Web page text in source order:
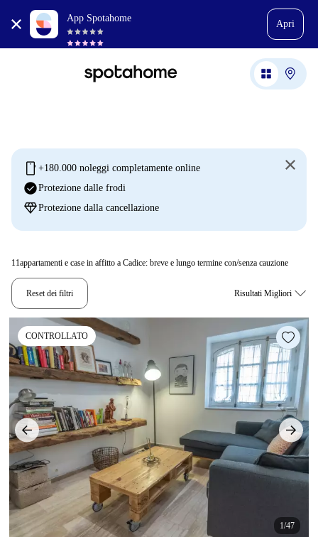
App Spotahome
Apri
mobile +180.000 noleggi completamente online
check_circleProtezione dalle frodi
diamondProtezione dalla cancellazione
11appartamenti e case in affitto a Cadice: breve e lungo termine con/senza cauzione
Reset dei filtri
CONTROLLATO
1/47